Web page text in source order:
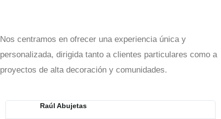
Nos centramos en ofrecer una experiencia única y
personalizada, dirigida tanto a clientes particulares como a
proyectos de alta decoración y comunidades.
Raúl Abujetas